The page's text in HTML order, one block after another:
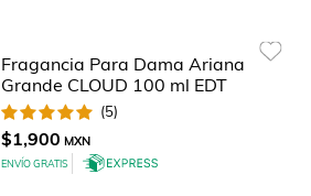
Fragancia Para Dama Ariana
Grande CLOUD 100 ml EDT
(5)
$1,900 MXN
ENVÍO GRATIS